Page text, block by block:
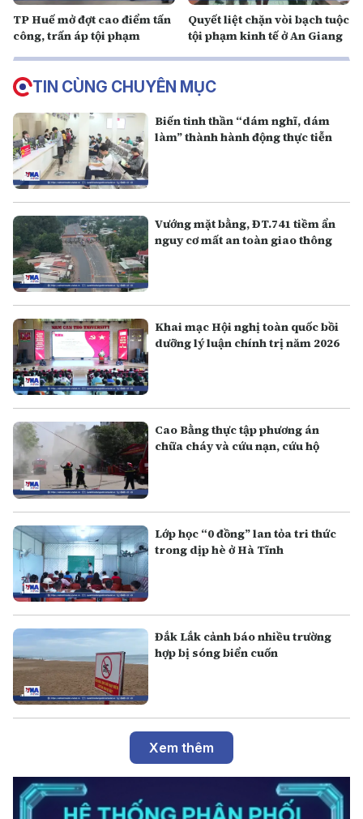
TP Huế mở đợt cao điểm tấn
công, trấn áp tội phạm
Quyết liệt chặn vòi bạch tuộc
tội phạm kinh tế ở An Giang
TIN CÙNG CHUYÊN MỤC
Biến tinh thần “dám nghĩ, dám
làm” thành hành động thực tiễn
Vướng mặt bằng, ĐT.741 tiềm ẩn
nguy cơ mất an toàn giao thông
Khai mạc Hội nghị toàn quốc bồi
dưỡng lý luận chính trị năm 2026
Cao Bằng thực tập phương án
chữa cháy và cứu nạn, cứu hộ
Lớp học “0 đồng” lan tỏa tri thức
trong dịp hè ở Hà Tĩnh
Đắk Lắk cảnh báo nhiều trường
hợp bị sóng biển cuốn
Xem thêm